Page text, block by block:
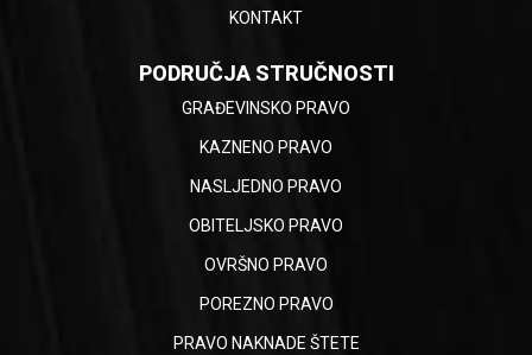
KONTAKT
PODRUČJA STRUČNOSTI
GRAĐEVINSKO PRAVO
KAZNENO PRAVO
NASLJEDNO PRAVO
OBITELJSKO PRAVO
OVRŠNO PRAVO
POREZNO PRAVO
PRAVO NAKNADE ŠTETE